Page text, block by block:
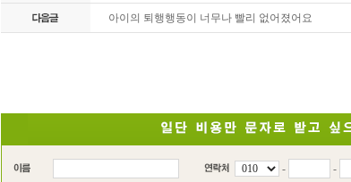
아이의 퇴행행동이 너무나 빨리 없어졌어요
-
-